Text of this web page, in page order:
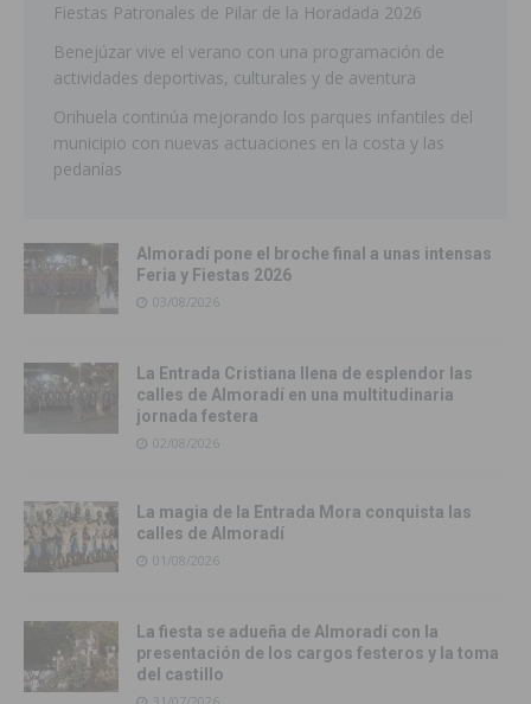
Fiestas Patronales de Pilar de la Horadada 2026
Benejúzar vive el verano con una programación de
actividades deportivas, culturales y de aventura
Orihuela continúa mejorando los parques infantiles del
municipio con nuevas actuaciones en la costa y las
pedanías
Almoradí pone el broche final a unas intensas
Feria y Fiestas 2026
03/08/2026
La Entrada Cristiana llena de esplendor las
calles de Almoradí en una multitudinaria
jornada festera
02/08/2026
La magia de la Entrada Mora conquista las
calles de Almoradí
01/08/2026
La fiesta se adueña de Almoradí con la
presentación de los cargos festeros y la toma
del castillo